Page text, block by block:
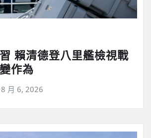
賴清德登八里艦檢視戰
作為
8 月 6, 2026